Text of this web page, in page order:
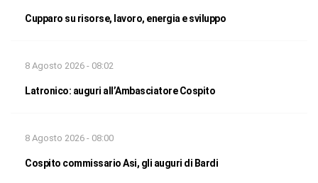
Cupparo su risorse, lavoro, energia e sviluppo
8 Agosto 2026 - 08:02
Latronico: auguri all’Ambasciatore Cospito
8 Agosto 2026 - 08:00
Cospito commissario Asi, gli auguri di Bardi